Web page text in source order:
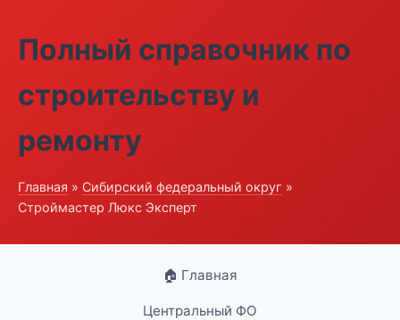
Полный справочник по
строительству и
ремонту
Главная » Сибирский федеральный округ »
Строймастер Люкс Эксперт
🏠 Главная
Центральный ФО